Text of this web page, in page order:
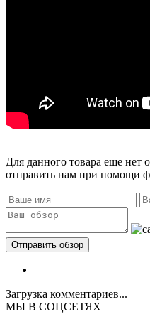
Для данного товара еще нет
отправить нам при помощи
Загрузка комментариев...
МЫ В СОЦСЕТЯХ